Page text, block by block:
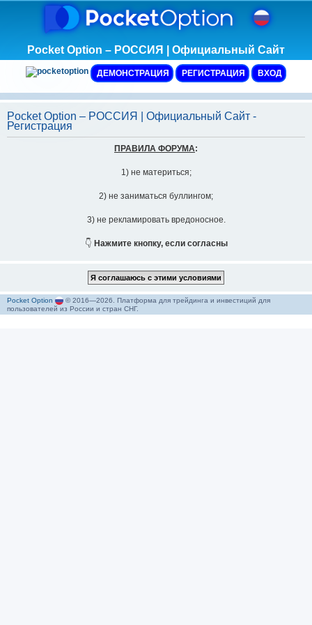
Pocket Option – РОССИЯ | Официальный Сайт
ДЕМОНСТРАЦИЯ РЕГИСТРАЦИЯ ВХОД
Pocket Option – РОССИЯ | Официальный Сайт -
Регистрация
ПРАВИЛА ФОРУМА:
1) не материться;
2) не заниматься буллингом;
3) не рекламировать вредоносное.
👇 Нажмите кнопку, если согласны
Pocket Option
© 2016—2026. Платформа для трейдинга и инвестиций для
пользователей из России и стран СНГ.